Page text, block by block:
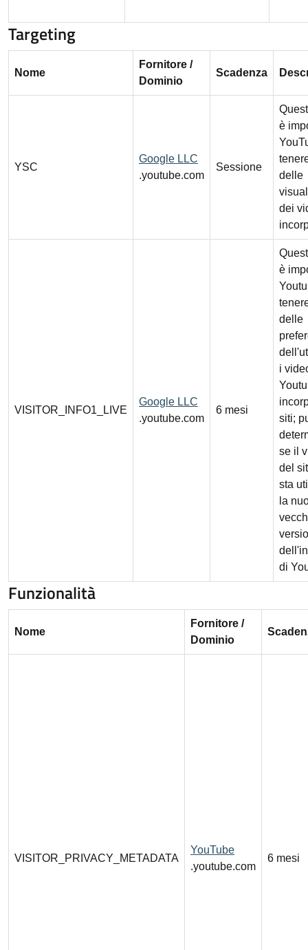
Targeting
Nome
Fornitore /
Dominio
Scadenza
YSC
Google LLC
.youtube.com
Sessione
è
delle
dei
VISITOR_INFO1_LIVE
Google LLC
.youtube.com
6 mesi
è
delle
i
siti;
se il
del
sta
la
di
Funzionalità
Nome
Fornitore /
Dominio
VISITOR_PRIVACY_METADATA
YouTube
.youtube.com
6 mesi